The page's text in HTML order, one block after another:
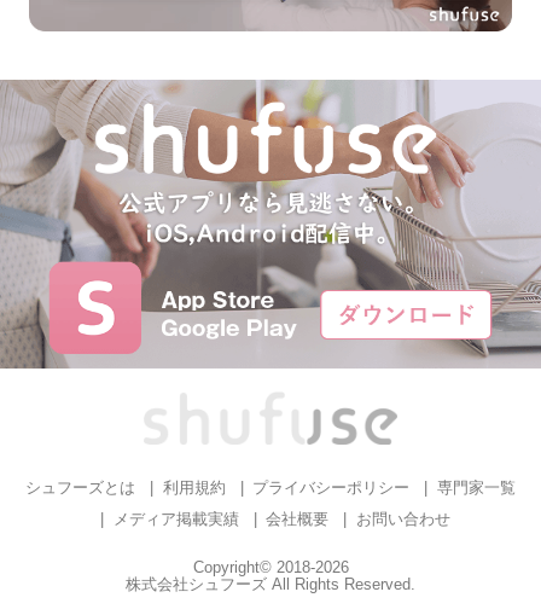
シュフーズとは 利用規約 プライバシーポリシー
専門家一覧
メディア掲載実績
会社概要 お問い合わせ
Copyright© 2018-2026
株式会社シュフーズ All Rights Reserved.